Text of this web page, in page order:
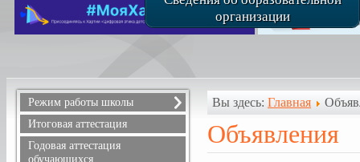
организации
Режим работы школы
Расписание звонков
Расписание уроков
Режим питания
Итоговая аттестация
Годовая аттестация
обучающихся
Вы здесь: Главная
Объявления